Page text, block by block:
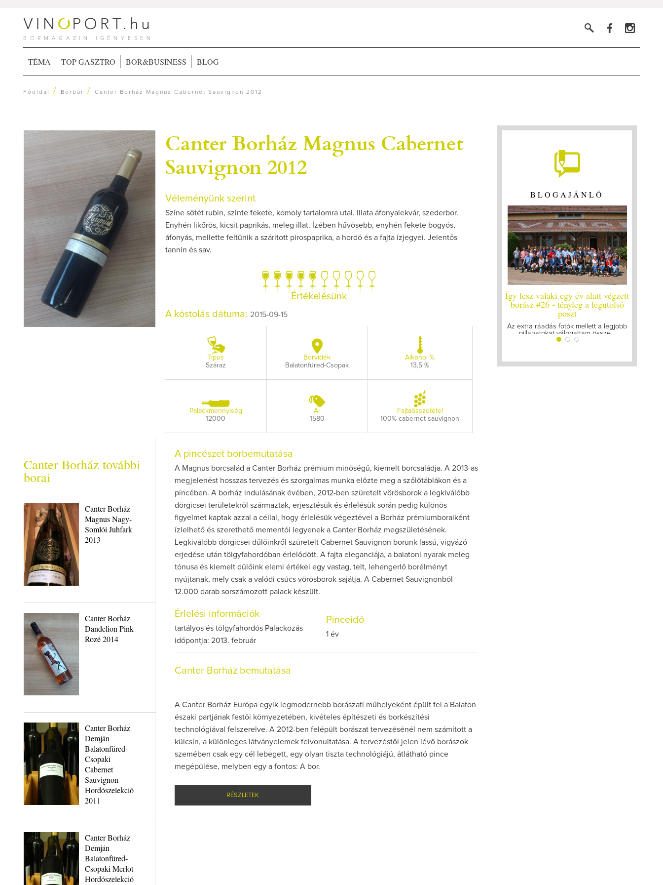
BORMAGAZIN IGÉNYESEN
TÉMA TOP GASZTRO BOR&BUSINESS BLOG
Főoldal / Borbár /Canter Borház Magnus Cabernet Sauvignon 2012
Canter Borház Magnus Cabernet
Sauvignon 2012
Véleményünk szerint
Színe sötét rubin, szinte fekete, komoly tartalomra utal. Illata áfonyalekvár, szederbor.
Enyhén likőrös, kicsit paprikás, meleg illat. Ízében hűvösebb, enyhén fekete bogyós,
áfonyás, mellette feltűnik a szárított pirospaprika, a hordó és a fajta ízjegyei. Jelentős
tannin és sav.
Értékelésünk
A kóstolás dátuma: 2015-09-15
Típus
Száraz
Borvidék
Balatonfüred-Csopak
Alkohol %
13,5 %
Palackmennyiség
12000
Ár
1580
Fajtaösszetétel
100% cabernet sauvignon
Canter Borház további
borai
Canter Borház
Magnus Nagy-
Somlói Juhfark
2013
Canter Borház
Dandelion Pink
Rozé 2014
Canter Borház
Demján
Balatonfüred-
Csopaki
Cabernet
Sauvignon
Hordószelekció
2011
Canter Borház
Demján
Balatonfüred-
Csopaki Merlot
Hordószelekció
A pincészet borbemutatása
A Magnus borcsalád a Canter Borház prémium minőségű, kiemelt borcsaládja. A 2013-as
megjelenést hosszas tervezés és szorgalmas munka előzte meg a szőlőtáblákon és a
pincében. A borház indulásának évében, 2012-ben szüretelt vörösborok a legkiválóbb
dörgicsei területekről származtak, erjesztésük és érlelésük során pedig különös
figyelmet kaptak azzal a céllal, hogy érlelésük végeztével a Borház prémiumboraiként
ízlelhető és szerethető mementói legyenek a Canter Borház megszületésének.
Legkiválóbb dörgicsei dűlőinkről szüretelt Cabernet Sauvignon borunk lassú, vigyázó
erjedése után tölgyfahordóban érlelődött. A fajta eleganciája, a balatoni nyarak meleg
tónusa és kiemelt dűlőink elemi értékei egy vastag, telt, lehengerlő borélményt
nyújtanak, mely csak a valódi csúcs vörösborok sajátja. A Cabernet Sauvignonból
12.000 darab sorszámozott palack készült.
Érlelési információk
tartályos és tölgyfahordós Palackozás
időpontja: 2013. február
Pinceidő
1 év
Canter Borház bemutatása
A Canter Borház Európa egyik legmodernebb borászati műhelyeként épült fel a Balaton
északi partjának festői környezetében, kivételes építészeti és borkészítési
technológiával felszerelve. A 2012-ben felépült borászat tervezésénél nem számított a
külcsín, a különleges látványelemek felvonultatása. A tervezéstől jelen lévő borászok
szemében csak egy cél lebegett, egy olyan tiszta technológiájú, átlátható pince
megépülése, melyben egy a fontos: A bor.
RÉSZLETEK
BLOGAJÁNLÓ
Így lesz valaki egy év alatt végzett
borász #26 - tényleg a legutolsó
Az extra ráadás fotók mellett a legjobb
Így lesz valaki egy év alatt végzett
borász #25
Megírtuk a modulzáró vizsgákat, már
lázasan készülünk az utolsó...